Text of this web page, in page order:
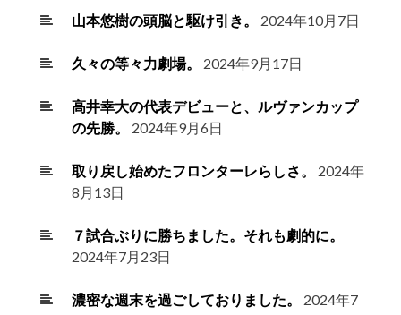
山本悠樹の頭脳と駆け引き。 2024年10月7日
久々の等々力劇場。 2024年9月17日
高井幸大の代表デビューと、ルヴァンカップ
の先勝。
2024年9月6日
取り戻し始めたフロンターレらしさ。
2024年
8月13日
７試合ぶりに勝ちました。それも劇的に。
2024年7月23日
濃密な週末を過ごしておりました。
2024年7